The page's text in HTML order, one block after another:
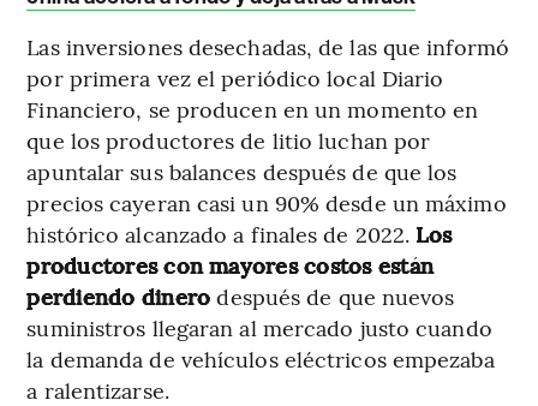
Las inversiones desechadas, de las que informó
por primera vez el periódico local Diario
Financiero, se producen en un momento en
que los productores de litio luchan por
apuntalar sus balances después de que los
precios cayeran casi un 90% desde un máximo
histórico alcanzado a finales de 2022. Los
productores con mayores costos están
perdiendo dinerodespués de que nuevos
suministros llegaran al mercado justo cuando
la demanda de vehículos eléctricos empezaba
a ralentizarse.